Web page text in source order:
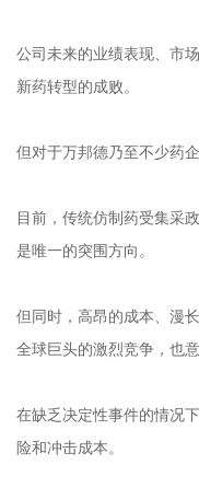
公司未来的业绩表现、市
新药转型的成败。
但对于万邦德乃至不少药
目前，传统仿制药受集采
是唯一的突围方向。
但同时，高昂的成本、漫
全球巨头的激烈竞争，也
在缺乏决定性事件的情况
险和冲击成本。